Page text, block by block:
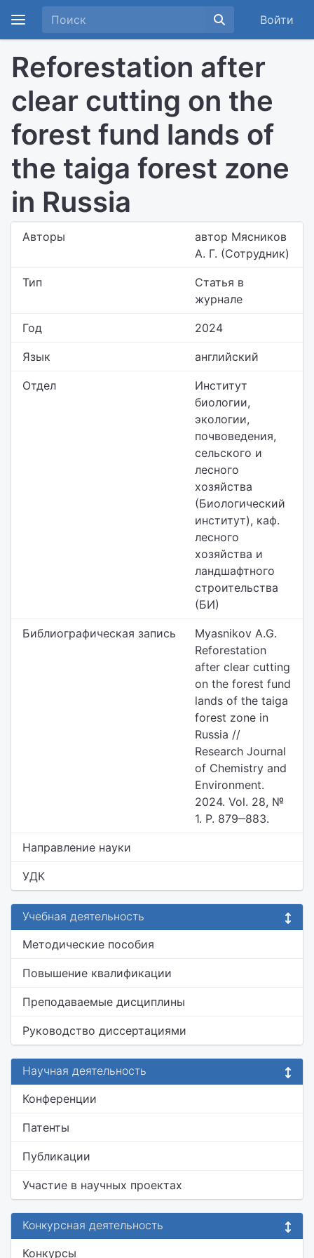
Войти
Reforestation after
clear cutting on the
forest fund lands of
the taiga forest zone
in Russia
Авторы
автор Мясников
А. Г. (Сотрудник)
Тип
Статья в
журнале
Год 2024
Язык английский
Отдел
Институт
биологии,
экологии,
почвоведения,
сельского и
лесного
хозяйства
(Биологический
институт), каф.
лесного
хозяйства и
ландшафтного
строительства
(БИ)
Библиографическая запись
Myasnikov A.G.
Reforestation
after clear cutting
on the forest fund
lands of the taiga
forest zone in
Russia //
Research Journal
of Chemistry and
Environment.
2024. Vol. 28, №
1. P. 879‒883.
Направление науки
УДК
Учебная деятельность
Методические пособия
Повышение квалификации
Преподаваемые дисциплины
Руководство диссертациями
Научная деятельность
Конференции
Патенты
Публикации
Участие в научных проектах
Конкурсная деятельность
Конкурсы